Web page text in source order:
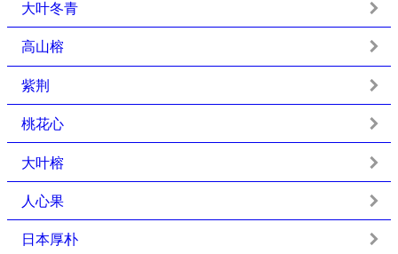
大叶冬青
高山榕
紫荆
桃花心
大叶榕
人心果
日本厚朴